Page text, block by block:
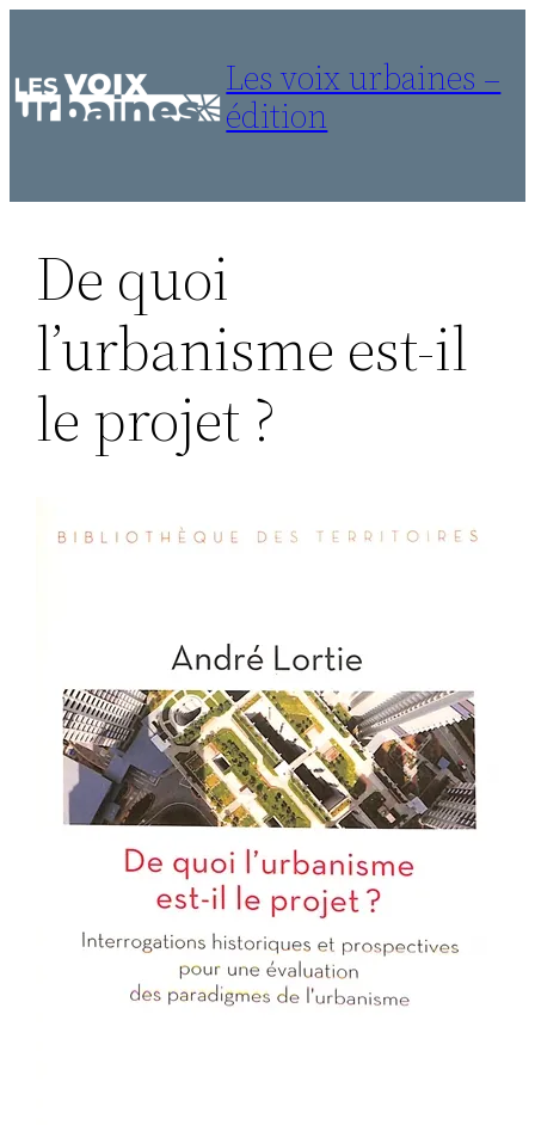
contenu
Les voix urbaines –
édition
De quoi
l’urbanisme est-il
le projet ?